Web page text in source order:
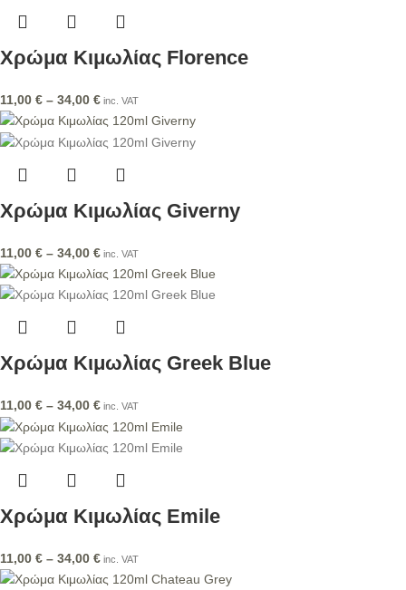
Χρώμα Κιμωλίας Florence
11,00 € – 34,00 € inc. VAT
Χρώμα Κιμωλίας Giverny
11,00 € – 34,00 € inc. VAT
Χρώμα Κιμωλίας Greek Blue
11,00 € – 34,00 € inc. VAT
Χρώμα Κιμωλίας Emile
11,00 € – 34,00 € inc. VAT